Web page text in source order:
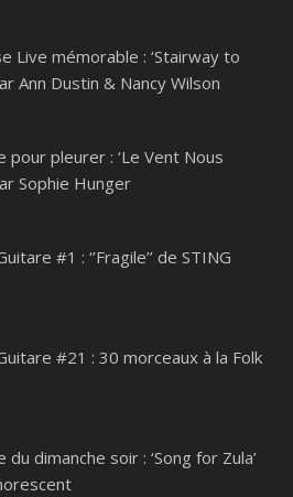
Live mémorable : ‘Stairway to
Ann Dustin & Nancy Wilson
pour pleurer : ‘Le Vent Nous
Sophie Hunger
#1 : ‘’Fragile’’ de STING
#21 : 30 morceaux à la Folk
du dimanche soir : ‘Song for Zula’